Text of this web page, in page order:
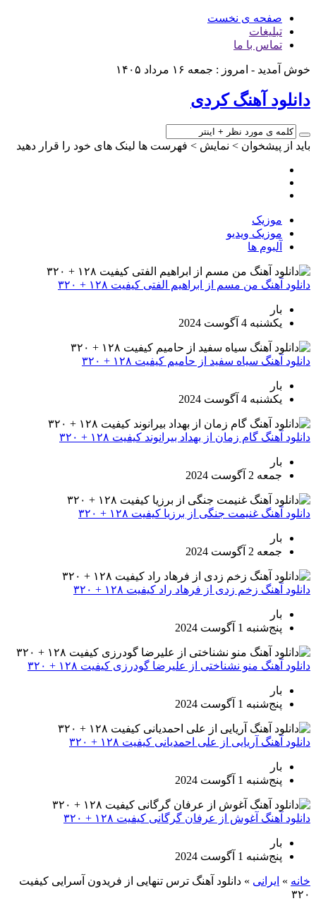
صفحه ی نخست
تبلیغات
تماس با ما
خوش آمدید - امروز : جمعه ۱۶ مرداد ۱۴۰۵
دانلود آهنگ کردی
باید از پیشخوان > نمایش > فهرست ها لینک های خود را قرار دهید
موزیک
موزیک ویدیو
آلبوم ها
دانلود آهنگ من مسم از ابراهیم الفتی کیفیت ۱۲۸ + ۳۲۰
بار
یکشنبه 4 آگوست 2024
دانلود آهنگ سیاه سفید از حامیم کیفیت ۱۲۸ + ۳۲۰
بار
یکشنبه 4 آگوست 2024
دانلود آهنگ گام زمان از بهداد بیرانوند کیفیت ۱۲۸ + ۳۲۰
بار
جمعه 2 آگوست 2024
دانلود آهنگ غنیمت جنگی از برزیا کیفیت ۱۲۸ + ۳۲۰
بار
جمعه 2 آگوست 2024
دانلود آهنگ زخم زدی از فرهاد راد کیفیت ۱۲۸ + ۳۲۰
بار
پنج‌شنبه 1 آگوست 2024
دانلود آهنگ منو نشناختی از علیرضا گودرزی کیفیت ۱۲۸ + ۳۲۰
بار
پنج‌شنبه 1 آگوست 2024
دانلود آهنگ آریایی از علی احمدیانی کیفیت ۱۲۸ + ۳۲۰
بار
پنج‌شنبه 1 آگوست 2024
دانلود آهنگ آغوش از عرفان گرگانی کیفیت ۱۲۸ + ۳۲۰
بار
پنج‌شنبه 1 آگوست 2024
خانه » ایرانی » دانلود آهنگ ترس تنهایی از فریدون آسرایی کیفیت
۳۲۰